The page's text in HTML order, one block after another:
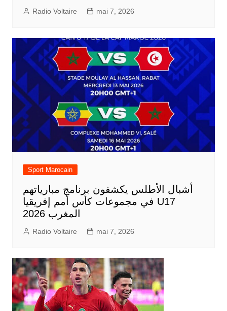
Radio Voltaire mai 7, 2026
Sport Marocain
أشبال الأطلس يكشفون برنامج مبارياتهم
في مجموعات كأس أمم إفريقيا U17
المغرب 2026
Radio Voltaire mai 7, 2026